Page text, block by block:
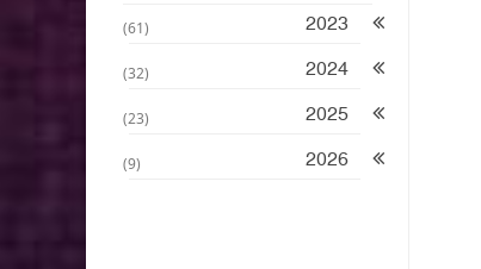
2023
(61)
2024
(32)
2025
(23)
2026
(9)